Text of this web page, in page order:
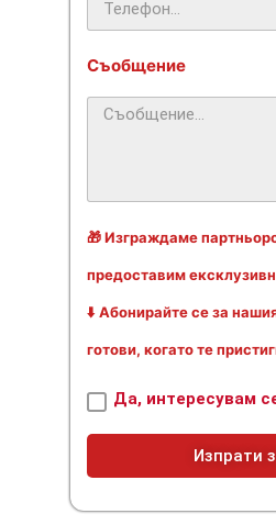
Съобщение
🎁 Изграждаме
предоставим
⬇️ Абонирайте се за
готови, когато те
Да, интересувам
Изпрати